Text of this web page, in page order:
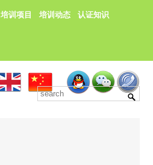
培训项目 培训动态 认证知识